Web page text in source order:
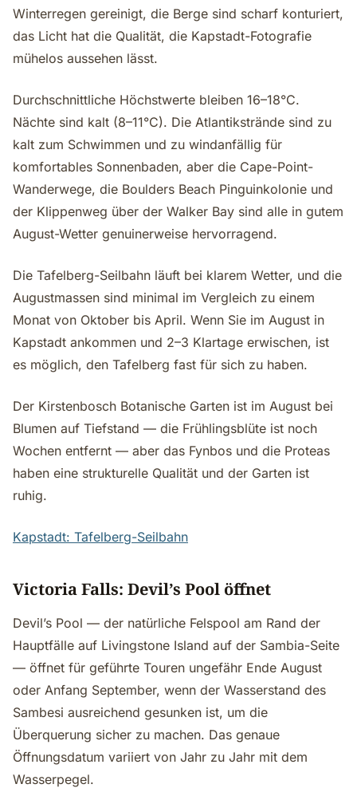
Winterregen gereinigt, die Berge sind scharf konturiert,
das Licht hat die Qualität, die Kapstadt-Fotografie
mühelos aussehen lässt.
Durchschnittliche Höchstwerte bleiben 16–18°C.
Nächte sind kalt (8–11°C). Die Atlantikstrände sind zu
kalt zum Schwimmen und zu windanfällig für
komfortables Sonnenbaden, aber die Cape-Point-
Wanderwege, die Boulders Beach Pinguinkolonie und
der Klippenweg über der Walker Bay sind alle in gutem
August-Wetter genuinerweise hervorragend.
Die Tafelberg-Seilbahn läuft bei klarem Wetter, und die
Augustmassen sind minimal im Vergleich zu einem
Monat von Oktober bis April. Wenn Sie im August in
Kapstadt ankommen und 2–3 Klartage erwischen, ist
es möglich, den Tafelberg fast für sich zu haben.
Der Kirstenbosch Botanische Garten ist im August bei
Blumen auf Tiefstand — die Frühlingsblüte ist noch
Wochen entfernt — aber das Fynbos und die Proteas
haben eine strukturelle Qualität und der Garten ist
ruhig.
Kapstadt: Tafelberg-Seilbahn
Victoria Falls: Devil’s Pool öffnet
Devil’s Pool — der natürliche Felspool am Rand der
Hauptfälle auf Livingstone Island auf der Sambia-Seite
— öffnet für geführte Touren ungefähr Ende August
oder Anfang September, wenn der Wasserstand des
Sambesi ausreichend gesunken ist, um die
Überquerung sicher zu machen. Das genaue
Öffnungsdatum variiert von Jahr zu Jahr mit dem
Wasserpegel.